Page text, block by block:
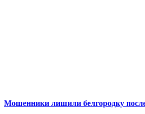
Мошенники лишили белгородку